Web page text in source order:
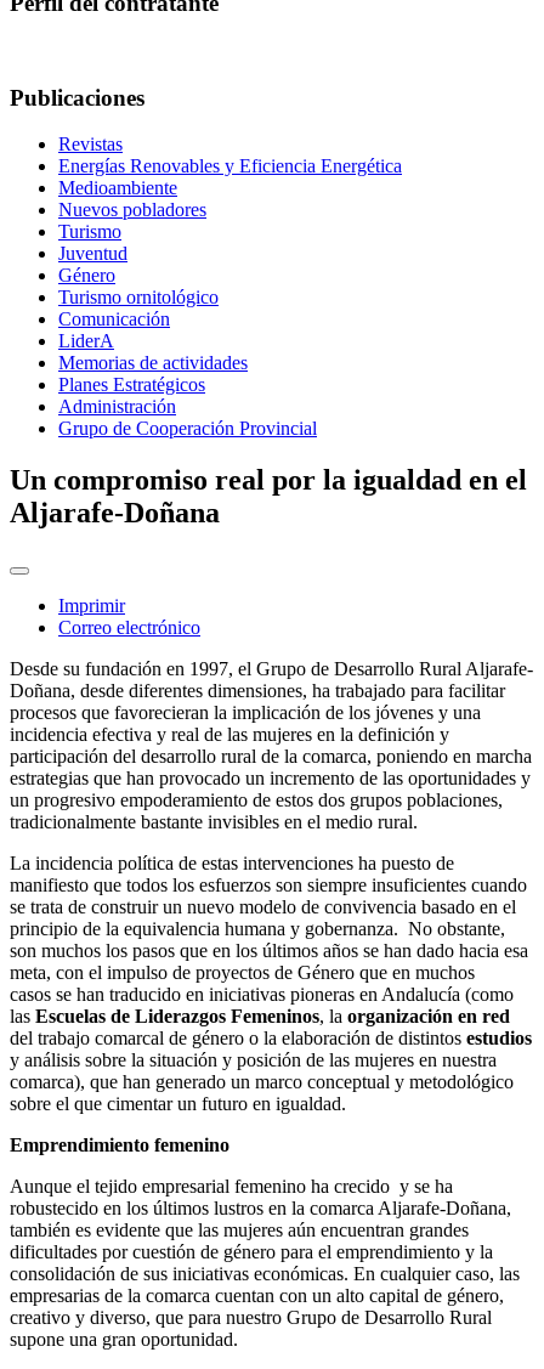
Publicaciones
Revistas
Energías Renovables y Eficiencia Energética
Medioambiente
Nuevos pobladores
Turismo
Juventud
Género
Turismo ornitológico
Comunicación
LiderA
Memorias de actividades
Planes Estratégicos
Administración
Grupo de Cooperación Provincial
Un compromiso real por la igualdad en el
Aljarafe-Doñana
Imprimir
Correo electrónico
Desde su fundación en 1997, el Grupo de Desarrollo Rural Aljarafe-
Doñana, desde diferentes dimensiones, ha trabajado para facilitar
procesos que favorecieran la implicación de los jóvenes y una
incidencia efectiva y real de las mujeres en la definición y
participación del desarrollo rural de la comarca, poniendo en marcha
estrategias que han provocado un incremento de las oportunidades y
un progresivo empoderamiento de estos dos grupos poblaciones,
tradicionalmente bastante invisibles en el medio rural.
La incidencia política de estas intervenciones ha puesto de
manifiesto que todos los esfuerzos son siempre insuficientes cuando
se trata de construir un nuevo modelo de convivencia basado en el
principio de la equivalencia humana y gobernanza. No obstante,
son muchos los pasos que en los últimos años se han dado hacia esa
meta, con el impulso de proyectos de Género que en muchos
casos se han traducido en iniciativas pioneras en Andalucía (como
las Escuelas de Liderazgos Femeninos, la organización en red
del trabajo comarcal de género o la elaboración de distintos estudios
y análisis sobre la situación y posición de las mujeres en nuestra
comarca), que han generado un marco conceptual y metodológico
sobre el que cimentar un futuro en igualdad.
Emprendimiento femenino
Aunque el tejido empresarial femenino ha crecido y se ha
robustecido en los últimos lustros en la comarca Aljarafe-Doñana,
también es evidente que las mujeres aún encuentran grandes
dificultades por cuestión de género para el emprendimiento y la
consolidación de sus iniciativas económicas. En cualquier caso, las
empresarias de la comarca cuentan con un alto capital de género,
creativo y diverso, que para nuestro Grupo de Desarrollo Rural
supone una gran oportunidad.